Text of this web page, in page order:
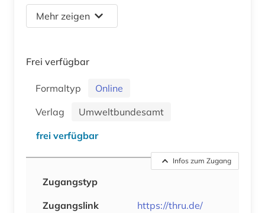
Mehr zeigen
Frei verfügbar
Formaltyp
Online
Verlag
Umweltbundesamt
frei verfügbar
Infos zum Zugang
Zugangstyp
Zugangslink
https://thru.de/